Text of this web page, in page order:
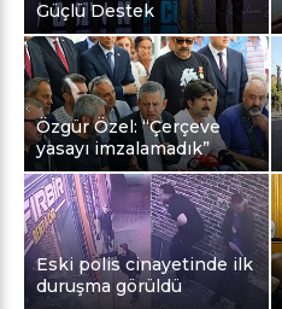
Güçlü Destek
Özgür Özel: “Çerçeve
yasayı imzalamadık”
Eski polis cinayetinde ilk
duruşma görüldü